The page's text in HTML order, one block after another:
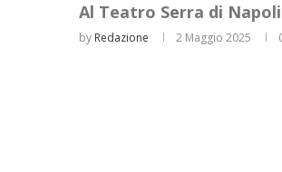
Al Teatro Serra di Napoli
by Redazione 2 Maggio 2025